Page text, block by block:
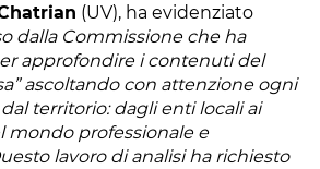
(UV), ha evidenziato
dalla Commissione che ha
approfondire i contenuti del
ascoltando con attenzione ogni
territorio: dagli enti locali ai
mondo professionale e
lavoro di analisi ha richiesto